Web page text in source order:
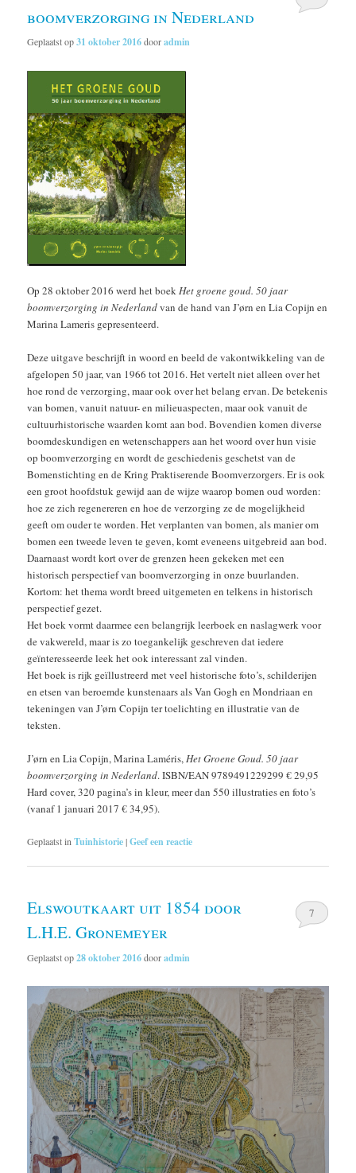
boomverzorging in Nederland
Geplaatst op31 oktober 2016dooradmin
Op 28 oktober 2016 werd het boekHet groene goud. 50 jaar
boomverzorging in Nederlandvan de hand van J’ørn en Lia Copijn en
Marina Lameris gepresenteerd.
Deze uitgave beschrijft in woord en beeld de vakontwikkeling van de
afgelopen 50 jaar, van 1966 tot 2016. Het vertelt niet alleen over het
hoe rond de verzorging, maar ook over het belang ervan. De betekenis
van bomen, vanuit natuur- en milieuaspecten, maar ook vanuit de
cultuurhistorische waarden komt aan bod. Bovendien komen diverse
boomdeskundigen en wetenschappers aan het woord over hun visie
op boomverzorging en wordt de geschiedenis geschetst van de
Bomenstichting en de Kring Praktiserende Boomverzorgers. Er is ook
een groot hoofdstuk gewijd aan de wijze waarop bomen oud worden:
hoe ze zich regenereren en hoe de verzorging ze de mogelijkheid
geeft om ouder te worden. Het verplanten van bomen, als manier om
bomen een tweede leven te geven, komt eveneens uitgebreid aan bod.
Daarnaast wordt kort over de grenzen heen gekeken met een
historisch perspectief van boomverzorging in onze buurlanden.
Kortom: het thema wordt breed uitgemeten en telkens in historisch
perspectief gezet.
Het boek vormt daarmee een belangrijk leerboek en naslagwerk voor
de vakwereld, maar is zo toegankelijk geschreven dat iedere
geïnteresseerde leek het ook interessant zal vinden.
Het boek is rijk geïllustreerd met veel historische foto’s, schilderijen
en etsen van beroemde kunstenaars als Van Gogh en Mondriaan en
tekeningen van J’ørn Copijn ter toelichting en illustratie van de
teksten.
J’ørn en Lia Copijn, Marina Laméris,Het Groene Goud. 50 jaar
boomverzorging in Nederland. ISBN/EAN 9789491229299 € 29,95
Hard cover, 320 pagina’s in kleur, meer dan 550 illustraties en foto’s
(vanaf 1 januari 2017 € 34,95).
Geplaatst in Tuinhistorie|Geef een reactie
Elswoutkaart uit 1854 door
L.H.E. Gronemeyer
Geplaatst op28 oktober 2016dooradmin
7